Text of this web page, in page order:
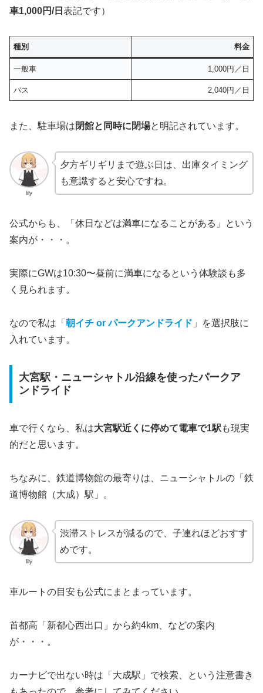
車1,000円/日 表記です）
種別 料金
一般車 1,000円／日
バス 2,040円／日
また、駐車場は閉館と同時に閉場と明記されています。
lily
夕方ギリギリまで遊ぶ日は、出庫タイミング
も意識すると安心ですね。
公式からも、「休日などは満車になることがある」という
案内が・・・。
実際にGWは10:30〜昼前に満車になるという体験談も多
く見られます。
なので私は「 朝イチ or パークアンドライド 」を選択肢に
入れています。
大宮駅・ニューシャトル沿線を使ったパークア
ンドライド
車で行くなら、私は大宮駅近くに停めて電車で1駅 も現実
的だと思います。
ちなみに、鉄道博物館の最寄りは、ニューシャトルの「鉄
道博物館（大成）駅」。
lily
渋滞ストレスが減るので、子連れほどおすす
めです。
車ルートの目安も公式にまとまっています。
首都高「新都心西出口」から約4km、などの案内
が・・・。
カーナビで出ない時は「大成駅」で検索、という注意書き